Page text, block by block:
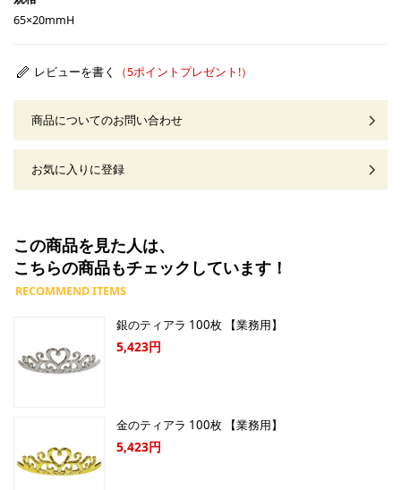
65×20mmH
レビューを書く
商品についてのお問い合わせ
お気に入りに登録
この商品を見た人は、
こちらの商品もチェックしています！
銀のティアラ 100枚 【業務用】
5,423円
金のティアラ 100枚 【業務用】
5,423円